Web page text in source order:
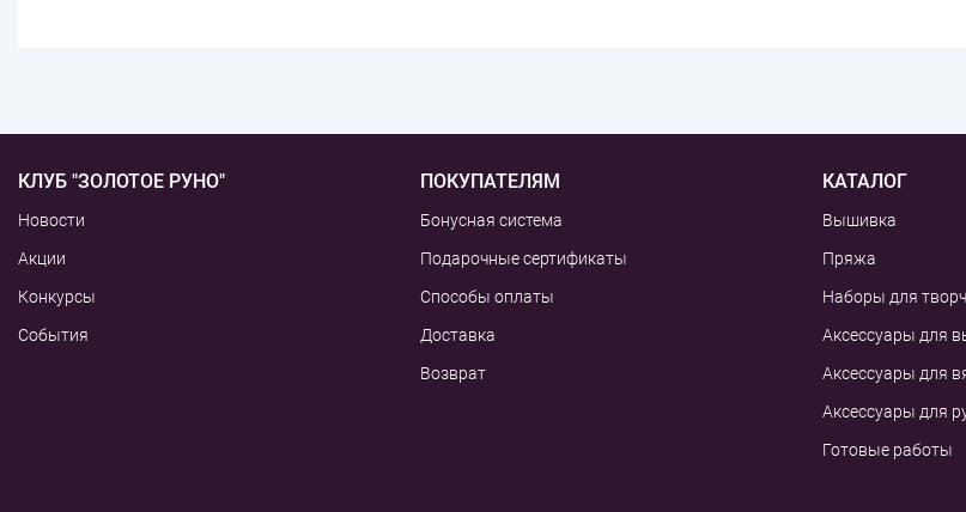
КЛУБ "ЗОЛОТОЕ РУНО"
Новости
Акции
Конкурсы
События
ПОКУПАТЕЛЯМ
Бонусная система
Подарочные сертификаты
Способы оплаты
Доставка
Возврат
КАТАЛОГ
Вышивка
Пряжа
Наборы для
Аксессуары для
Аксессуары для
Аксессуары для
Готовые работы